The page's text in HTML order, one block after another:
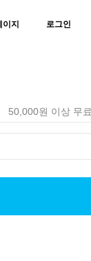
지 로그인
50,000원 이상 무